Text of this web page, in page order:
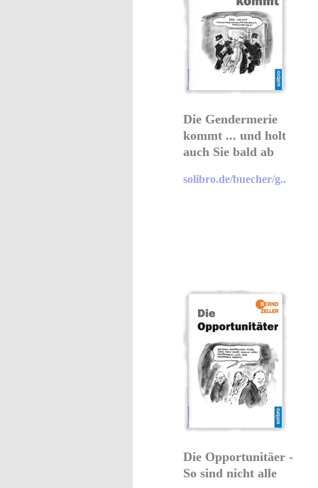
Die Gendermerie
kommt ... und holt
auch Sie bald ab
solibro.de/buecher/g..
Die Opportunitäer -
So sind nicht alle